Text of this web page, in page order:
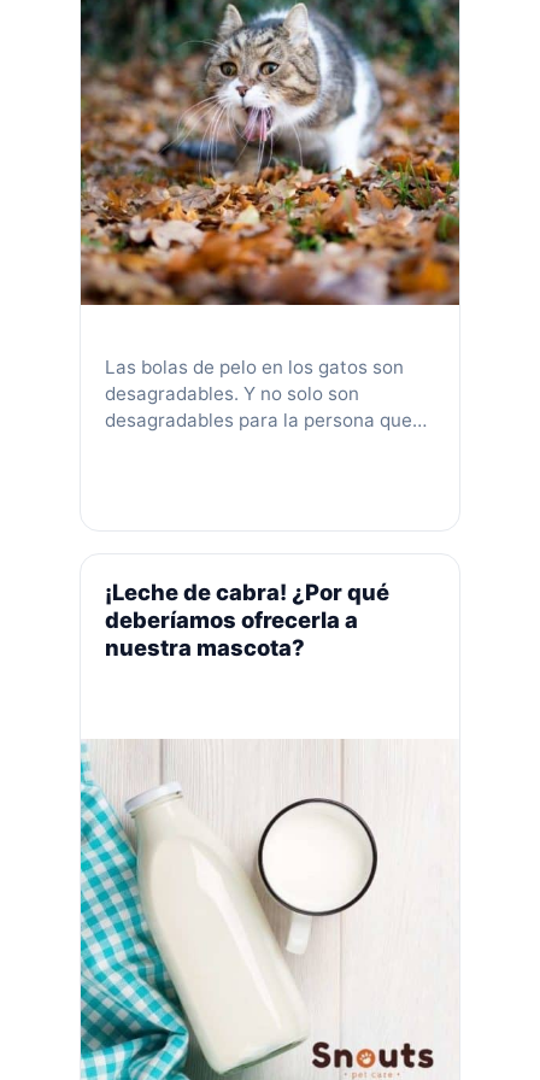
Las bolas de pelo en los gatos son
desagradables. Y no solo son
desagradables para la persona que
en su mascota. Como es bien sabido,
los gatos se asean solos lo que
ocasiona que se genere este
inconveniente, entonces, ¿cómo …
Leer más
¡Leche de cabra! ¿Por qué
deberíamos ofrecerla a
nuestra mascota?